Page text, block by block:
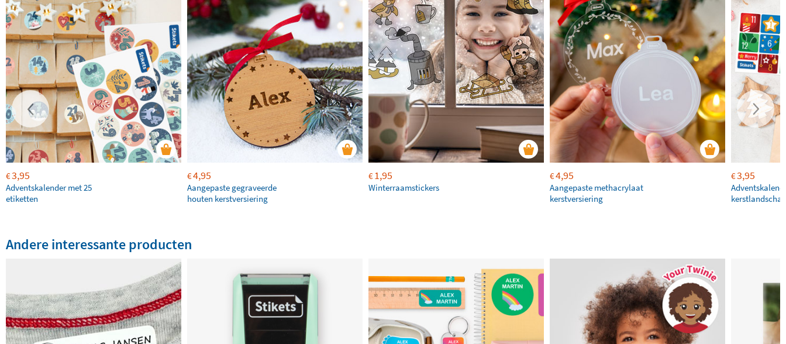
€3,95
Adventskalender met 25
etiketten
€4,95
Aangepaste gegraveerde
houten kerstversiering
€1,95
Winterraamstickers
€4,95
Aangepaste methacrylaat
kerstversiering
€3,95
kerstlandschap
Andere interessante producten